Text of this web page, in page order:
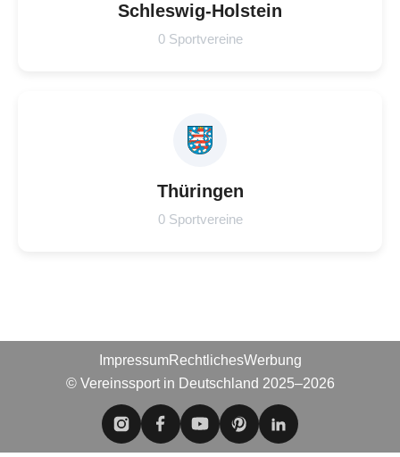
Schleswig-Holstein
0 Sportvereine
Thüringen
0 Sportvereine
ImpressumRechtlichesWerbung
© Vereinssport in Deutschland 2025–2026